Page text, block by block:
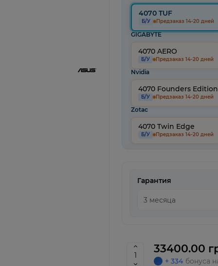
4070 TUF
Б/У Предзаказ 14-20 дней
GIGABYTE
4070 AERO
Б/У Предзаказ 14-20 дней
Nvidia
4070 Founders Edition
Б/У Предзаказ 14-20 дней
Zotac
4070 Twin Edge
Б/У Предзаказ 14-20 дней
Гарантия
33400.00
+ 334 бонуса